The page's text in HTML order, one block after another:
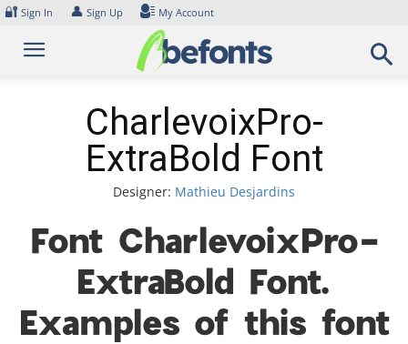
Skip
content
🔐 Sign In 👤 Sign Up My Account
CharlevoixPro-
ExtraBold Font
Designer: Mathieu Desjardins
Font CharlevoixPro-
ExtraBold Font.
Examples of this font